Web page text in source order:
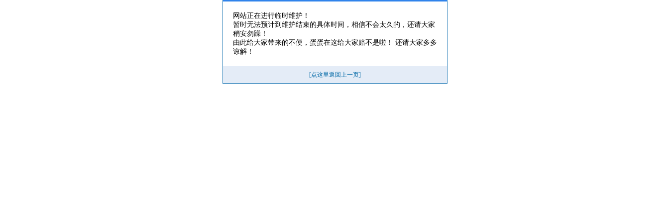
网站正在进行临时维护！
暂时无法预计到维护结束的具体时间，相信不会太久的，还请大家
稍安勿躁！
由此给大家带来的不便，蛋蛋在这给大家赔不是啦！ 还请大家多多
谅解！
[点这里返回上一页]